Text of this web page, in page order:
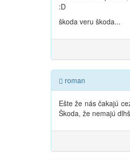
:D
škoda veru škoda...
roman
Ešte že nás čakajú
Škoda, že nemajú